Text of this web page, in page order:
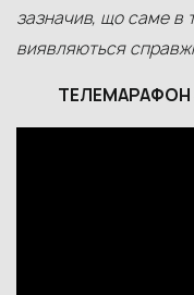
зазначив, що саме в
виявляються
ТЕЛЕМАРАФОН